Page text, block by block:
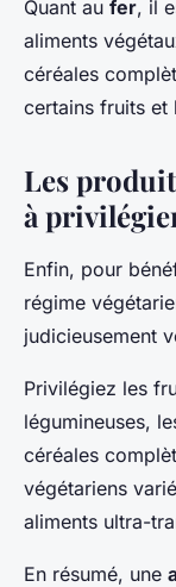
Quant au fer, il
aliments
céréales
certains fruits et
Les
à
Enfin, pour
régime
judicieusement
Privilégiez les
légumineuses,
céréales
végétariens
aliments ultra-
En résumé, une